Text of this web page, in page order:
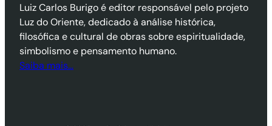
Luiz Carlos Burigo é editor responsável pelo projeto
Luz do Oriente, dedicado à análise histórica,
filosófica e cultural de obras sobre espiritualidade,
simbolismo e pensamento humano.
Saiba mais…